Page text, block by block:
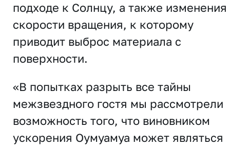
подходе к Солнцу, а также изменения
скорости вращения, к которому
приводит выброс материала с
поверхности.
«В попытках разрыть все тайны
межзвездного гостя мы рассмотрели
возможность того, что виновником
ускорения Оумуамуа может являться